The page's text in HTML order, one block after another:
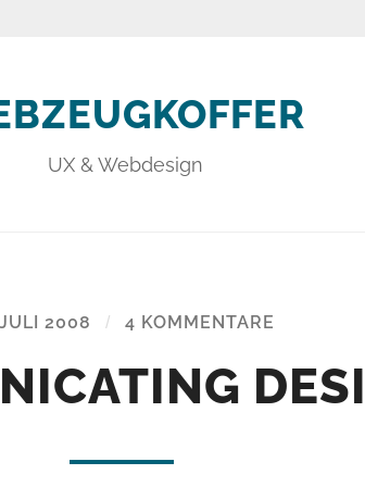
UX & Webdesign
2008 / 4 KOMMENTARE